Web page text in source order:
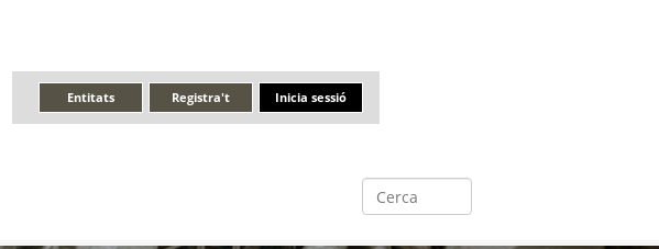
Inicia sessió
Registra't
Entitats